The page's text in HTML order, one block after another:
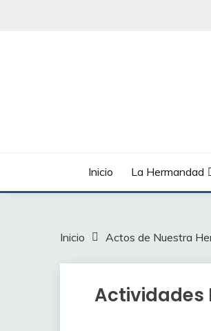
Inicio La Hermandad
Inicio Actos de Nuestra
Actividades